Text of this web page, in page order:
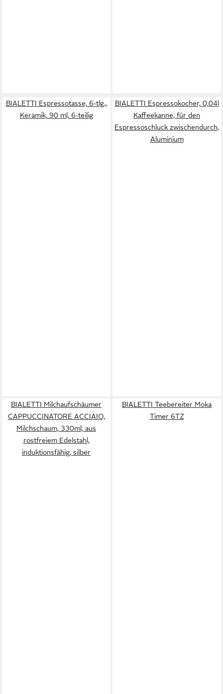
BIALETTI Espressotasse, 6-tlg.,
Keramik, 90 ml, 6-teilig
BIALETTI Espressokocher, 0,04l
Kaffeekanne, für den
Espressoschluck zwischendurch,
Aluminium
BIALETTI Milchaufschäumer
CAPPUCCINATORE ACCIAIO,
Milchschaum, 330ml, aus
rostfreiem Edelstahl,
induktionsfähig, silber
BIALETTI Teebereiter Moka
Timer 6TZ